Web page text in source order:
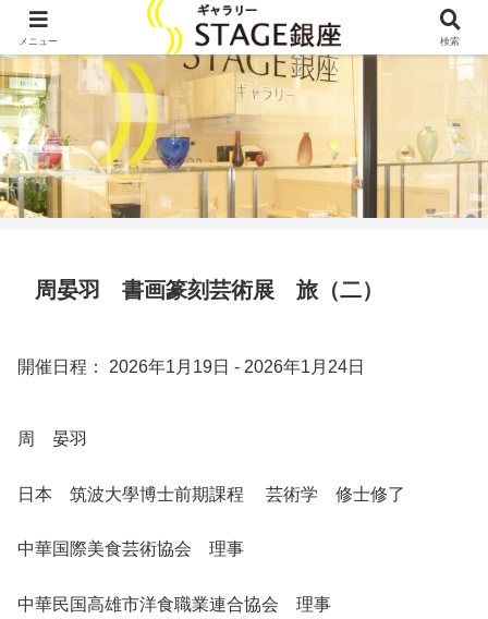
周晏羽 書画篆刻芸術展 旅（二）
開催日程： 2026年1月19日 - 2026年1月24日
周 晏羽
日本 筑波大學博士前期課程 芸術学 修士修了
中華国際美食芸術協会 理事
中華民国高雄市洋食職業連合協会 理事
メニュー 検索